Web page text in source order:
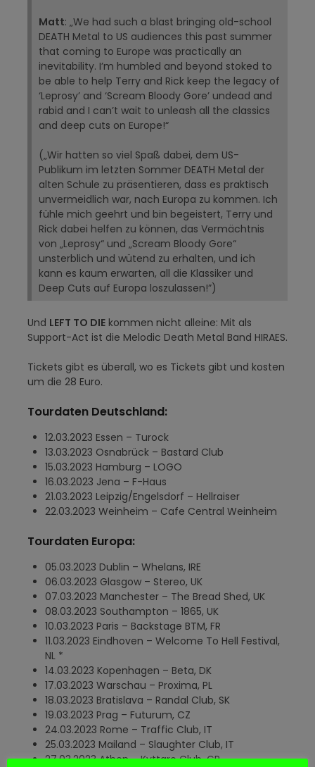
Matt: „We had such a blast bringing old-school
DEATH Metal to US audiences this past summer
that coming to Europe was practically an
inevitability. I’m humbled and beyond stoked to
be able to help Terry and Rick keep the legacy of
‘Leprosy’ and ‘Scream Bloody Gore’ undead and
rabid and I can’t wait to unleash all the classics
and deep cuts on Europe!“
(„Wir hatten so viel Spaß dabei, dem US-
Publikum im letzten Sommer DEATH Metal der
alten Schule zu präsentieren, dass es praktisch
unvermeidlich war, nach Europa zu kommen. Ich
fühle mich geehrt und bin begeistert, Terry und
Rick dabei helfen zu können, das Vermächtnis
von „Leprosy“ und „Scream Bloody Gore“
unsterblich und wütend zu erhalten, und ich
kann es kaum erwarten, all die Klassiker und
Deep Cuts auf Europa loszulassen!”)
Und LEFT TO DIEkommen nicht alleine: Mit als
Support-Act ist die Melodic Death Metal Band HIRAES.
Tickets gibt es überall, wo es Tickets gibt und kosten
um die 28 Euro.
Tourdaten Deutschland:
12.03.2023 Essen – Turock
13.03.2023 Osnabrück – Bastard Club
15.03.2023 Hamburg – LOGO
16.03.2023 Jena – F-Haus
21.03.2023 Leipzig/Engelsdorf – Hellraiser
22.03.2023 Weinheim – Cafe Central Weinheim
Tourdaten Europa:
05.03.2023 Dublin – Whelans, IRE
06.03.2023 Glasgow – Stereo, UK
07.03.2023 Manchester – The Bread Shed, UK
08.03.2023 Southampton – 1865, UK
10.03.2023 Paris – Backstage BTM, FR
11.03.2023 Eindhoven – Welcome To Hell Festival,
NL *
14.03.2023 Kopenhagen – Beta, DK
17.03.2023 Warschau – Proxima, PL
18.03.2023 Bratislava – Randal Club, SK
19.03.2023 Prag – Futurum, CZ
24.03.2023 Rome – Traffic Club, IT
25.03.2023 Mailand – Slaughter Club, IT
27.03.2023 Athen – Kyttaro Club, GR